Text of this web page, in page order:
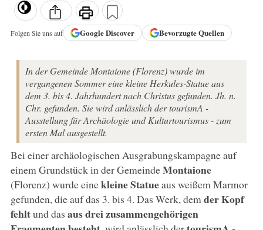
Folgen Sie uns auf GoogleDiscover Bevorzugte Quellen
In der Gemeinde Montaione (Florenz) wurde im
vergangenen Sommer eine kleine Herkules-Statue aus
dem 3. bis 4. Jahrhundert nach Christus gefunden. Jh. n.
Chr. gefunden. Sie wird anlässlich der tourismA -
Ausstellung für Archäologie und Kulturtourismus - zum
ersten Mal ausgestellt.
Bei einer archäologischen Ausgrabungskampagne auf
einem Grundstück in der GemeindeMontaione
(Florenz) wurde einekleine Statueaus weißem Marmor
gefunden, die auf das 3. bis 4. Das Werk, dem der Kopf
fehltund das aus drei zusammengehörigen